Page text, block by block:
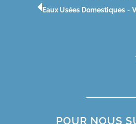
Eaux Usées Domestiques -
POUR NOUS